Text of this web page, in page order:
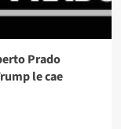
Prado
le cae